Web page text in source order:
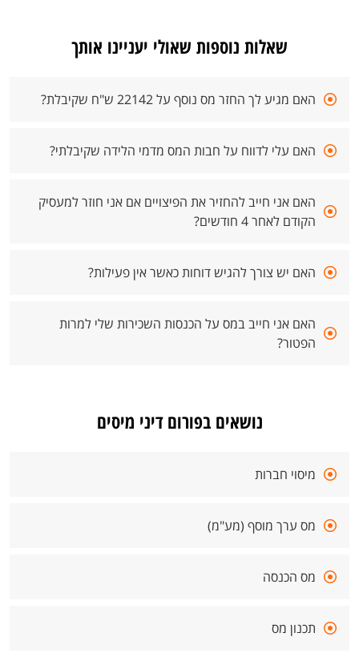
שאלות נוספות שאולי יעניינו אותך
האם מגיע לך החזר מס נוסף על 22142 ש"ח שקיבלת?
האם עלי לדווח על חבות המס מדמי הלידה שקיבלתי?
האם אני חייב להחזיר את הפיצויים אם אני חוזר למעסיק
הקודם לאחר 4 חודשים?
האם יש צורך להגיש דוחות כאשר אין פעילות?
האם אני חייב במס על הכנסות השכירות שלי למרות
הפטור?
נושאים בפורום דיני מיסים
מיסוי חברות
מס ערך מוסף (מע"מ)
מס הכנסה
תכנון מס